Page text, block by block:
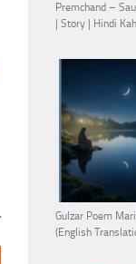
Premchand –
| Story | Hindi
Gulzar Poem
(English